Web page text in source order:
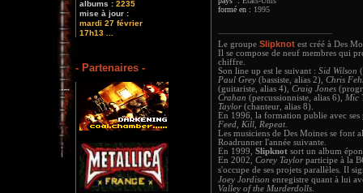
albums : 2235
mise à jour :
mardi 27 février
17h13 ...
- Partenaires -
formé en : 1995
Le groupe Slipknot est créé à Des
Il se compose de neuf membres qui
chiffre.
Son line up est le suivant : Sid Wilson
Paul Grey (bassiste, alias 2), Chris
(guitariste, alias 4), Craig Jones
Crahan (percussionniste, alias 6), Mic
Taylor(chanteur, alias 8).
En 1996, la formation publie avec
Feed, Kill, Repeat
Les musiciens de Des Moines se font
Roadrunner l'année suivante.
En 1999, Slipknot sort un album
En 2002, Corey Taylorparticipe à la
s'occupe de ses projets parallèles. Il
Joey Jordison enregistre quant à lui
Valley of the Murderdolls